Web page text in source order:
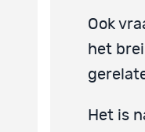
Ook
het
Het is